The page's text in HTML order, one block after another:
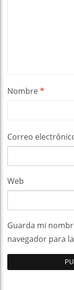
Nombre*
Correo
Web
Guarda mi
navegador para